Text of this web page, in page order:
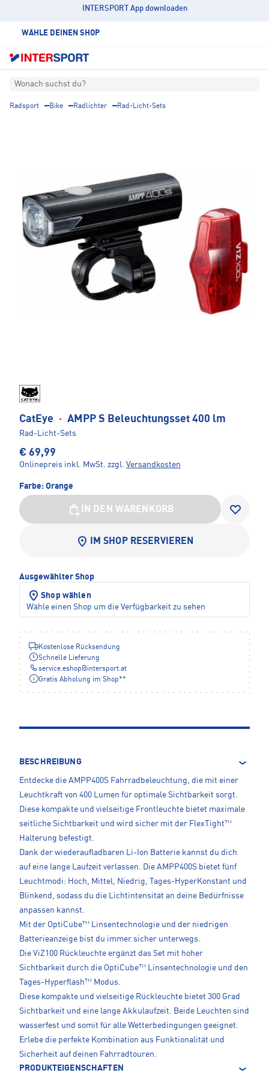
INTERSPORT App downloaden
WÄHLE DEINEN SHOP
Wonach suchst du?
Radsport Bike Radlichter Rad-Licht-Sets
CatEye · AMPP S Beleuchtungsset 400 lm
Rad-Licht-Sets
€ 69,99
Onlinepreis inkl. MwSt. zzgl. Versandkosten
Farbe: Orange
IN DEN WARENKORB
IM SHOP RESERVIEREN
Ausgewählter Shop
Shop wählen
Wähle einen Shop um die Verfügbarkeit zu sehen
Kostenlose Rücksendung
Schnelle Lieferung
service.eshop@intersport.at
Gratis Abholung im Shop**
BESCHREIBUNG
Entdecke die AMPP400S Fahrradbeleuchtung, die mit einer
Leuchtkraft von 400 Lumen für optimale Sichtbarkeit sorgt.
Diese kompakte und vielseitige Frontleuchte bietet maximale
seitliche Sichtbarkeit und wird sicher mit der FlexTight™
Halterung befestigt.
Dank der wiederaufladbaren Li-Ion Batterie kannst du dich
auf eine lange Laufzeit verlassen. Die AMPP400S bietet fünf
Leuchtmodi: Hoch, Mittel, Niedrig, Tages-HyperKonstant und
Blinkend, sodass du die Lichtintensität an deine Bedürfnisse
anpassen kannst.
Mit der OptiCube™ Linsentechnologie und der niedrigen
Batterieanzeige bist du immer sicher unterwegs.
Die ViZ100 Rückleuchte ergänzt das Set mit hoher
Sichtbarkeit durch die OptiCube™ Linsentechnologie und den
Tages-Hyperflash™ Modus.
Diese kompakte und vielseitige Rückleuchte bietet 300 Grad
Sichtbarkeit und eine lange Akkulaufzeit. Beide Leuchten sind
wasserfest und somit für alle Wetterbedingungen geeignet.
Erlebe die perfekte Kombination aus Funktionalität und
Sicherheit auf deinen Fahrradtouren.
PRODUKTEIGENSCHAFTEN